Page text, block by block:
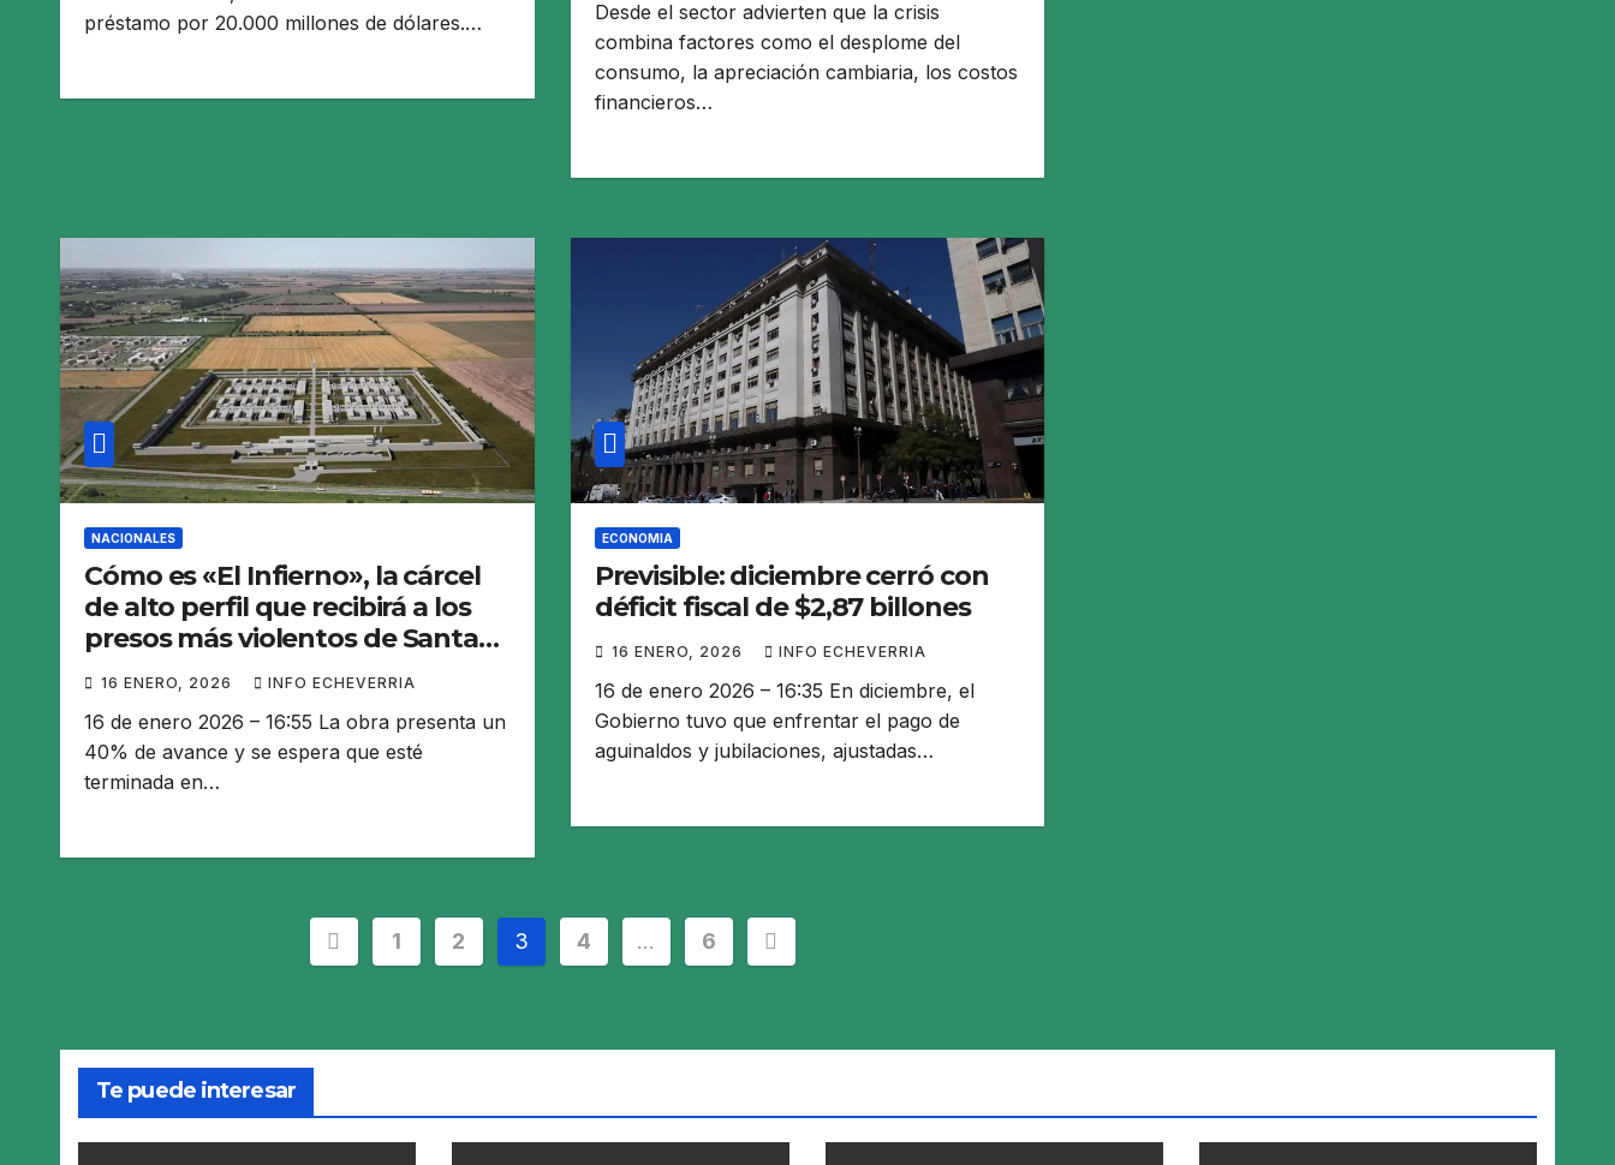
préstamo por 20.000 millones de dólares.…
Desde el sector advierten que la crisis
combina factores como el desplome del
consumo, la apreciación cambiaria, los costos
financieros…
NACIONALES
Cómo es «El Infierno», la cárcel
de alto perfil que recibirá a los
presos más violentos de Santa
Fe16 ENERO, 2026 INFO ECHEVERRIA
16 de enero 2026 – 16:55 La obra presenta un
40% de avance y se espera que esté
terminada en…
ECONOMIA
Previsible: diciembre cerró con
déficit fiscal de $2,87 billones
16 ENERO, 2026 INFO ECHEVERRIA
16 de enero 2026 – 16:35 En diciembre, el
Gobierno tuvo que enfrentar el pago de
aguinaldos y jubilaciones, ajustadas…
Paginación
entradas
1 2 3 4 … 6
Te puede interesar